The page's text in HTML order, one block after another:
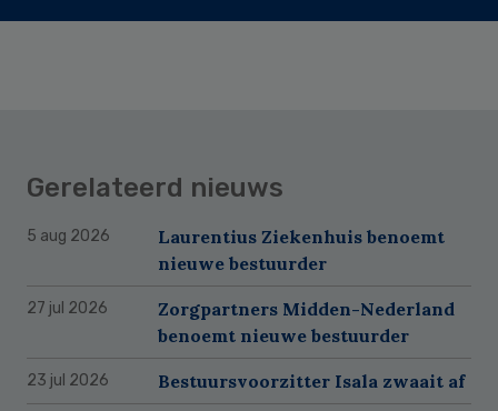
Gerelateerd nieuws
5 aug 2026
Laurentius Ziekenhuis benoemt
nieuwe bestuurder
27 jul 2026
Zorgpartners Midden-Nederland
benoemt nieuwe bestuurder
23 jul 2026 Bestuursvoorzitter Isala zwaait af